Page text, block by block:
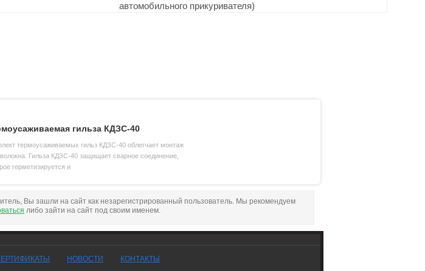
автомобильного прикуривателя)
гильза КДЗС-40
термоусаживаемых гильз КДЗС-40 облегчает монтаж
Гильза КДЗС-40 защищает сварное соединение,
герметизируется и
Вы зашли на сайт как незарегистрированный пользователь. Мы рекомендуем
либо зайти на сайт под своим именем.
НОВОСТИ КОНТАКТЫ